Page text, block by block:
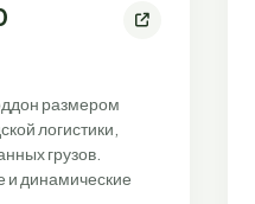
размером
логистики,
грузов.
и динамические